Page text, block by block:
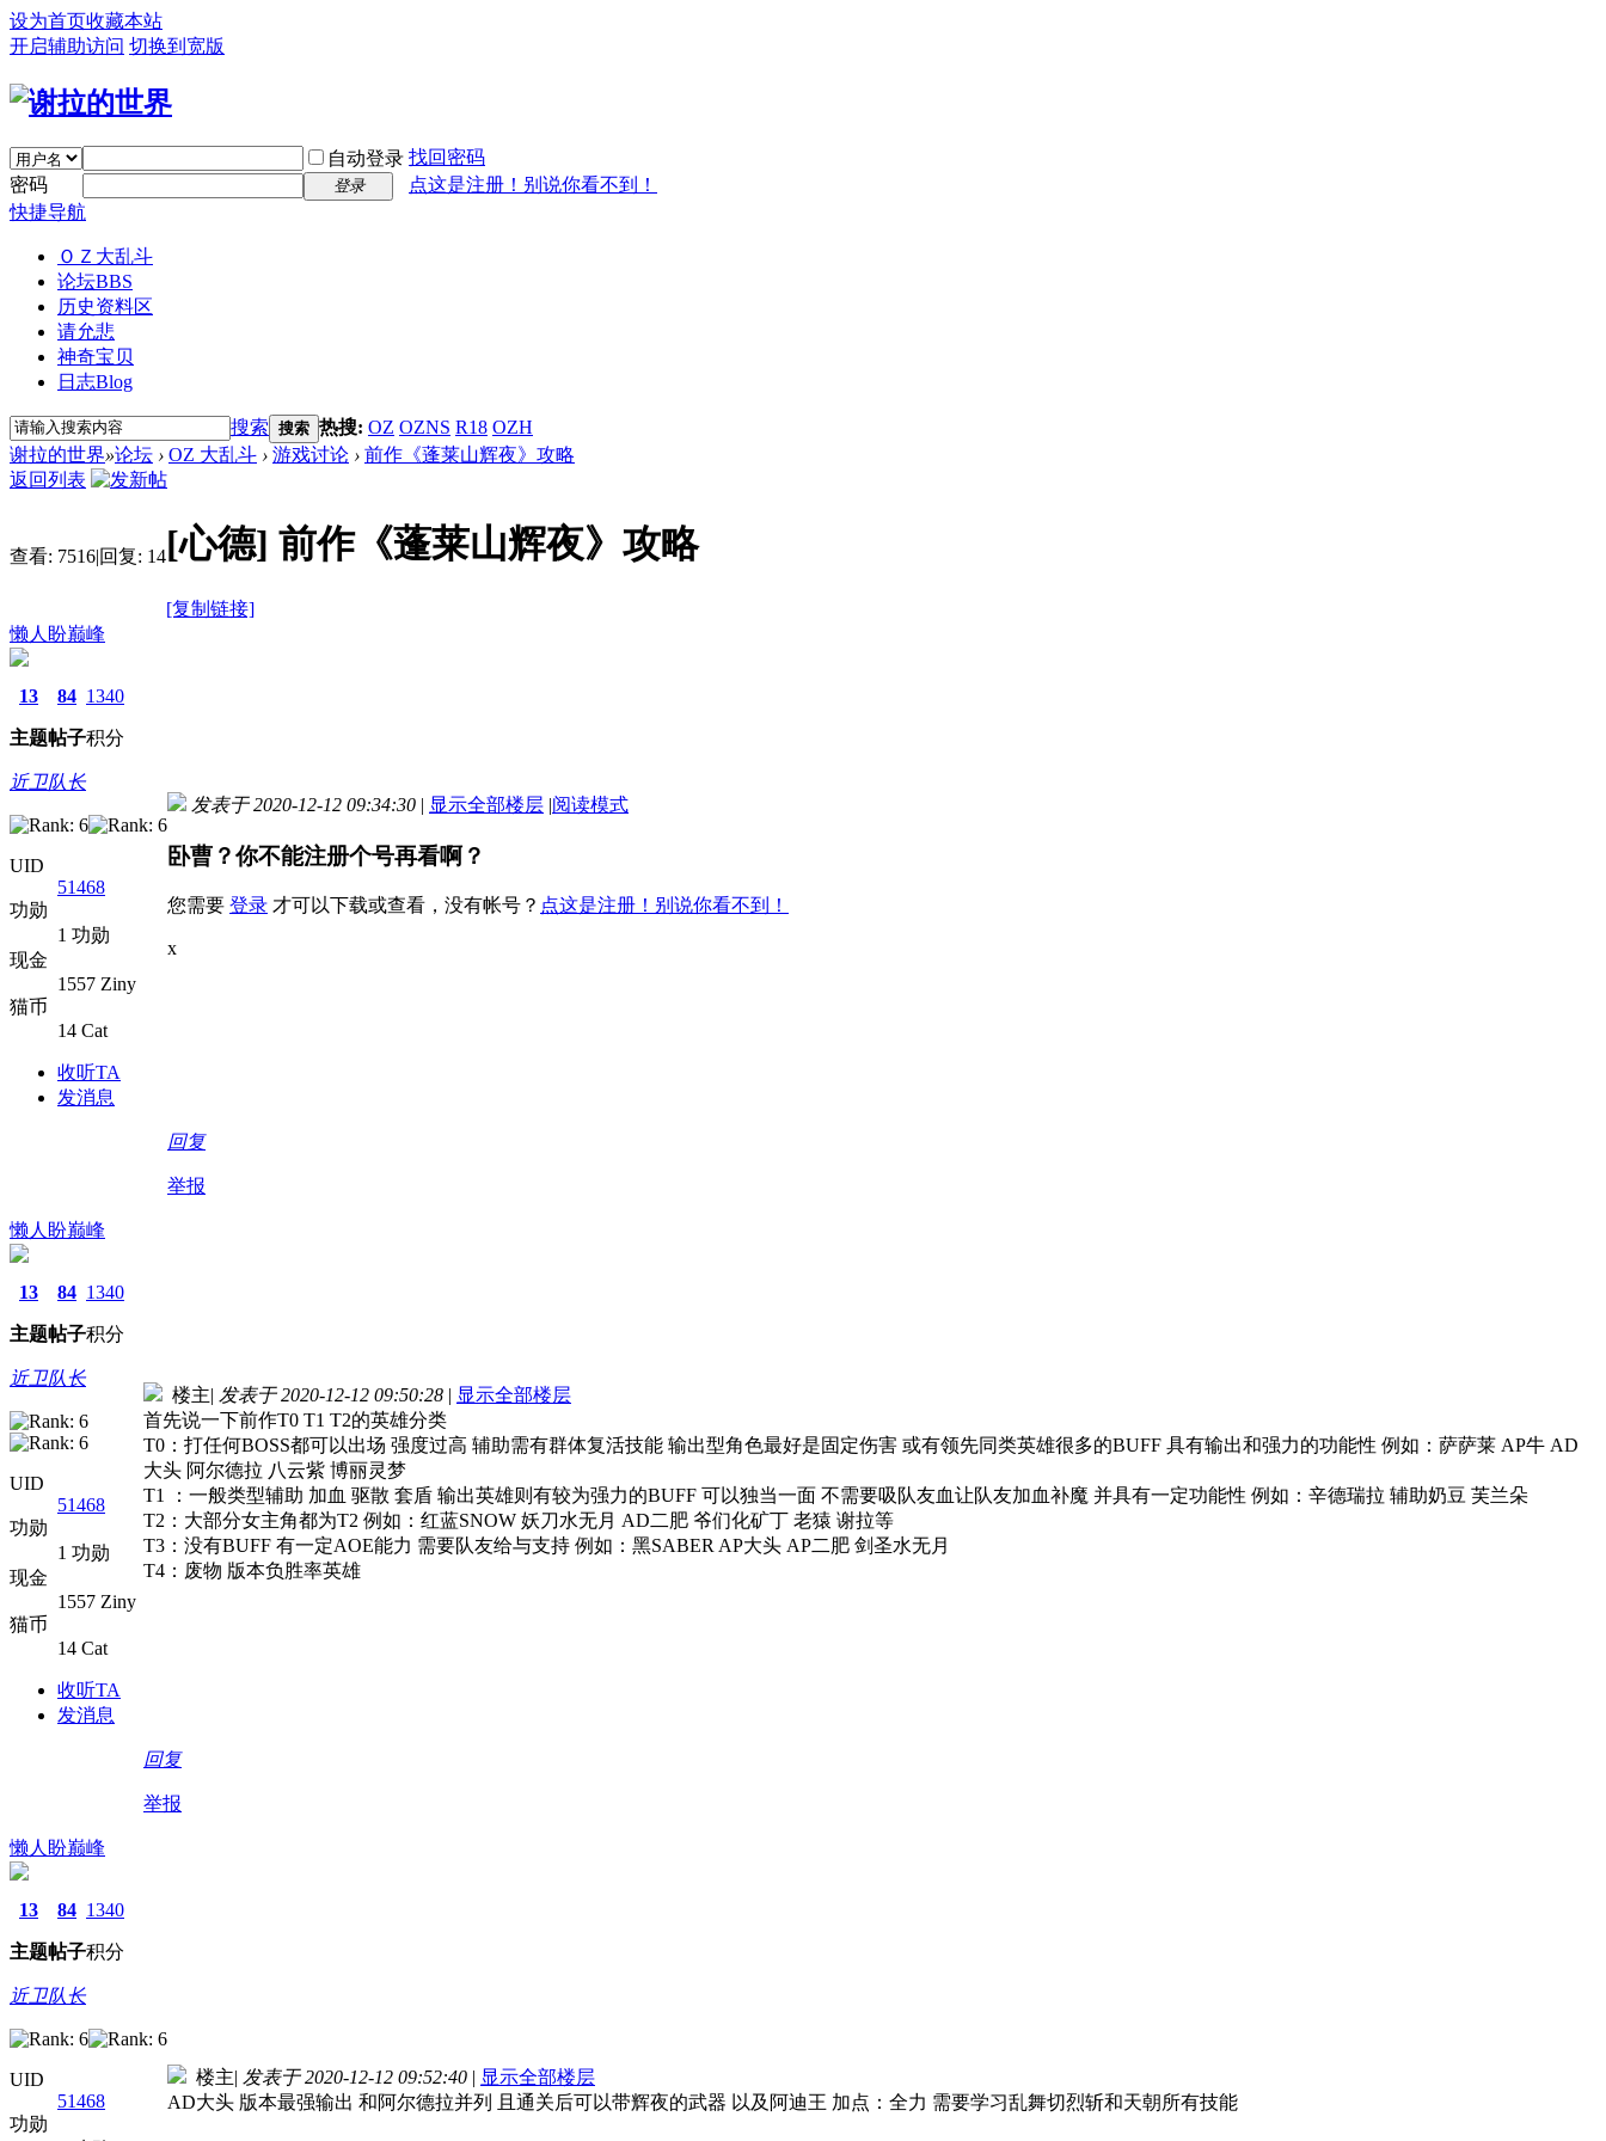
设为首页收藏本站
开启辅助访问 切换到宽版
自动登录 找回密码
密码
登录
点这是注册！别说你看不到！
快捷导航
ＯＺ大乱斗
论坛BBS
历史资料区
请允悲
神奇宝贝
日志Blog
搜索 搜索 热搜: OZ OZNS R18 OZH
谢拉的世界»论坛 › OZ 大乱斗 › 游戏讨论 › 前作《蓬莱山辉夜》攻略
返回列表
查看: 7516|回复: 14[心德] 前作《蓬莱山辉夜》攻略
[复制链接]
懒人盼巅峰
13
主题
84
帖子
1340
积分
近卫队长
UID
51468
功勋
1 功勋
现金
1557 Ziny
猫币
14 Cat
收听TA
发消息
发表于 2020-12-12 09:34:30 | 显示全部楼层 |阅读模式
卧曹？你不能注册个号再看啊？
您需要 登录 才可以下载或查看，没有帐号？ 点这是注册！别说你看不到！
x
回复
举报
懒人盼巅峰
13
主题
84
帖子
1340
积分
近卫队长
UID
51468
功勋
1 功勋
现金
1557 Ziny
猫币
14 Cat
收听TA
发消息
楼主| 发表于 2020-12-12 09:50:28 | 显示全部楼层
首先说一下前作T0 T1 T2的英雄分类
T0：打任何BOSS都可以出场 强度过高 辅助需有群体复活技能 输出型角色最好是固定伤害 或有领先同类英雄很多的BUFF 具有输出和强力的功能性 例如：萨萨莱 AP牛 AD
大头 阿尔德拉 八云紫 博丽灵梦
T1 ：一般类型辅助 加血 驱散 套盾 输出英雄则有较为强力的BUFF 可以独当一面 不需要吸队友血让队友加血补魔 并具有一定功能性 例如：辛德瑞拉 辅助奶豆 芙兰朵
T2：大部分女主角都为T2 例如：红蓝SNOW 妖刀水无月 AD二肥 爷们化矿丁 老猿 谢拉等
T3：没有BUFF 有一定AOE能力 需要队友给与支持 例如：黑SABER AP大头 AP二肥 剑圣水无月
T4：废物 版本负胜率英雄
回复
举报
懒人盼巅峰
13
主题
84
帖子
1340
积分
近卫队长
UID
51468
功勋
楼主| 发表于 2020-12-12 09:52:40 | 显示全部楼层
AD大头 版本最强输出 和阿尔德拉并列 且通关后可以带辉夜的武器 以及阿迪王 加点：全力 需要学习乱舞切烈斩和天朝所有技能